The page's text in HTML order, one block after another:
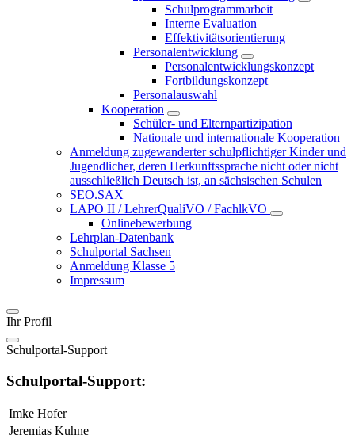
Schulprogrammarbeit
Interne Evaluation
Effektivitätsorientierung
Personalentwicklung
Personalentwicklungskonzept
Fortbildungskonzept
Personalauswahl
Kooperation
Schüler- und Elternpartizipation
Nationale und internationale Kooperation
Anmeldung zugewanderter schulpflichtiger Kinder und
Jugendlicher, deren Herkunftssprache nicht oder nicht
ausschließlich Deutsch ist, an sächsischen Schulen
SEO.SAX
LAPO II / LehrerQualiVO / FachlkVO
Onlinebewerbung
Lehrplan-Datenbank
Schulportal Sachsen
Anmeldung Klasse 5
Impressum
Ihr Profil
Schulportal-Support
Schulportal-Support:
Imke Hofer
Jeremias Kuhne